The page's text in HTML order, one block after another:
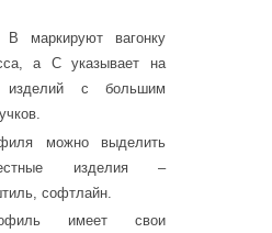
маркируют вагонку
а С указывает на
изделий с большим
можно выделить
изделия –
софтлайн.
имеет свои